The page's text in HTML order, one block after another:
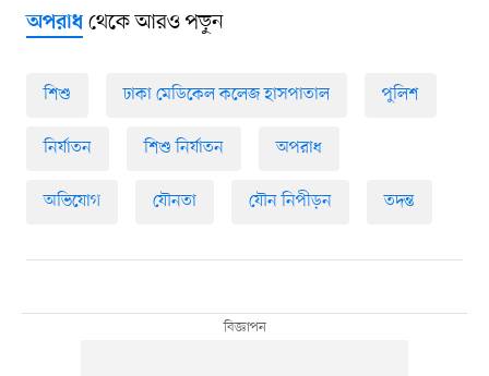
অপরাধথেকে আরও পড়ুন
শিশু ঢাকা মেডিকেল কলেজ হাসপাতাল পুলিশ
নির্যাতন শিশু নির্যাতন অপরাধ
অভিযোগ যৌনতা যৌন নিপীড়ন তদন্ত